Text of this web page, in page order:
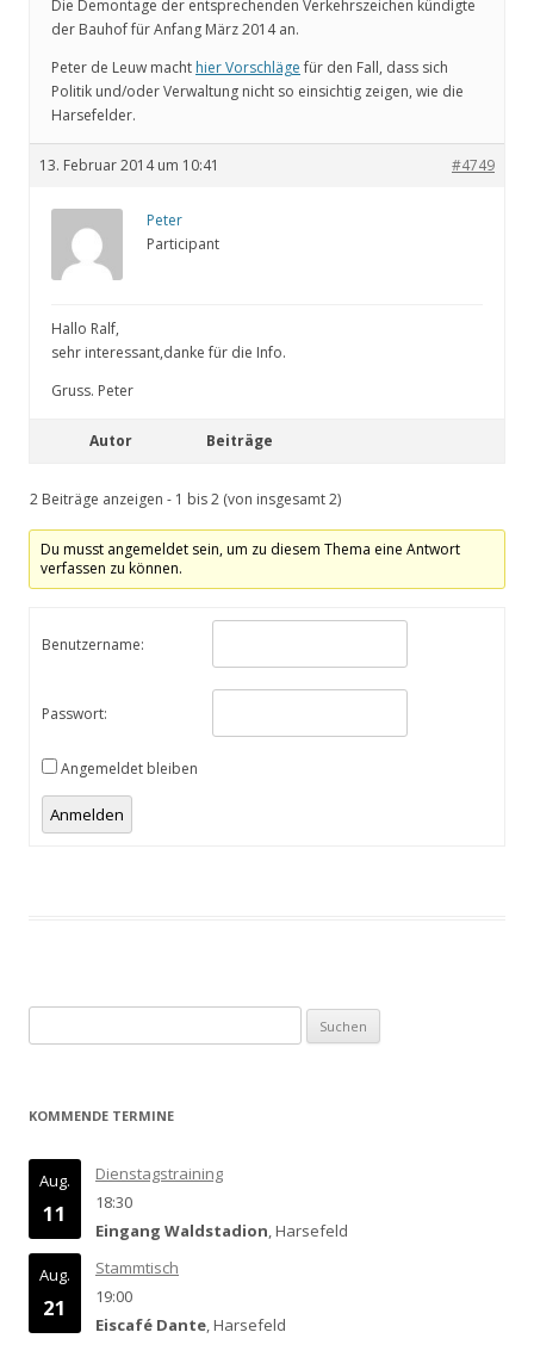
Die Demontage der entsprechenden Verkehrszeichen kündigte
der Bauhof für Anfang März 2014 an.
Peter de Leuw macht hier Vorschlägefür den Fall, dass sich
Politik und/oder Verwaltung nicht so einsichtig zeigen, wie die
Harsefelder.
13. Februar 2014 um 10:41 #4749
Peter
Participant
Hallo Ralf,
sehr interessant,danke für die Info.
Gruss. Peter
Autor Beiträge
2 Beiträge anzeigen - 1 bis 2 (von insgesamt 2)
Du musst angemeldet sein, um zu diesem Thema eine Antwort
verfassen zu können.
Benutzername:
Passwort:
Angemeldet bleiben
Anmelden
nach:
KOMMENDE TERMINE
Aug.
11
Dienstagstraining
18:30
Eingang Waldstadion, Harsefeld
Aug.
21
Stammtisch
19:00
Eiscafé Dante, Harsefeld